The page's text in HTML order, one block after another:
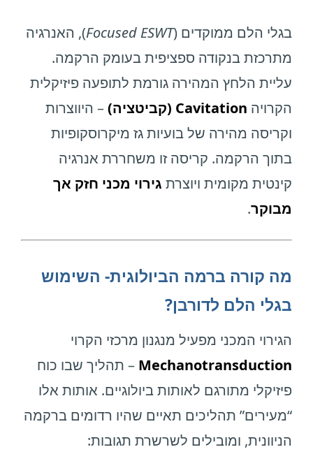
בגלי הלם ממוקדים (Focused ESWT), האנרגיה
מתרכזת בנקודה ספציפית בעומק הרקמה.
עליית הלחץ המהירה גורמת לתופעה פיזיקלית
הקרויה Cavitation (קביטציה)
– היווצרות
וקריסה מהירה של בועיות גז מיקרוסקופיות
בתוך הרקמה. קריסה זו משחררת אנרגיה
קינטית מקומית ויוצרת גירוי מכני חזק אך
מבוקר.
מה קורה ברמה הביולוגית- השימוש
בגלי הלם לדורבן?
הגירוי המכני מפעיל מנגנון מרכזי הקרוי
Mechanotransduction – תהליך שבו כוח
פיזיקלי מתורגם לאותות ביולוגיים. אותות אלו
“מעירים” תהליכים תאיים שהיו רדומים ברקמה
הניוונית, ומובילים לשרשרת תגובות: